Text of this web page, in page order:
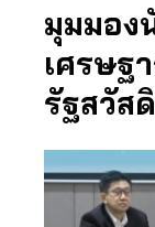
มุมมอง
เศรษฐ
รัฐสวัส